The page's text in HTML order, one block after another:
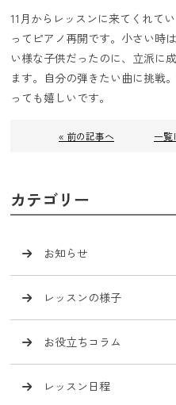
11月からレッスンに来てくれて
ってピアノ再開です。小さい時
い様な子供だったのに、立派に
ます。自分の弾きたい曲に挑戦
っても嬉しいです。
« 前の記事へ 一覧
カテゴリー
お知らせ
レッスンの様子
お役立ちコラム
レッスン日程